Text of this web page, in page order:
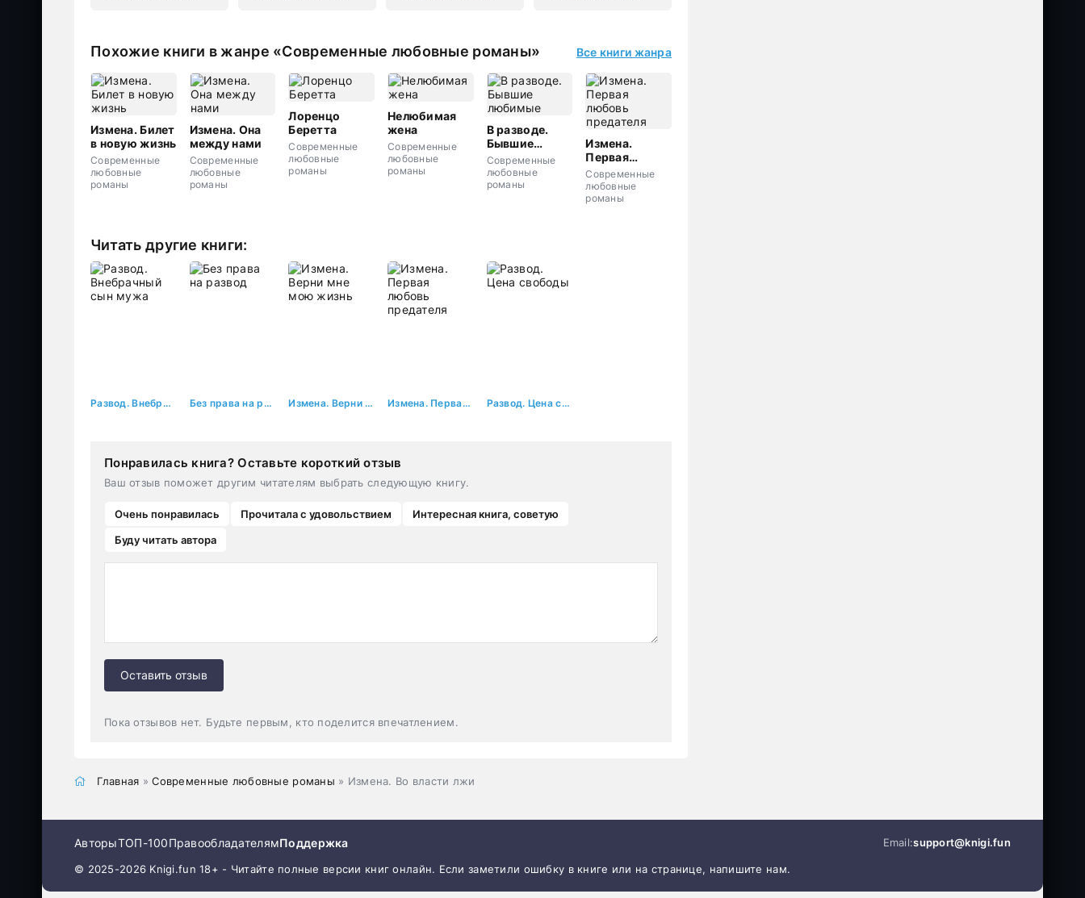
Похожие книги в жанре «Современные любовные романы» Все книги жанра
Измена. Билет
в новую жизнь
Современные
любовные
романы
Измена. Она
между нами
Современные
любовные
романы
Лоренцо
Беретта
Современные
любовные
романы
Нелюбимая
жена
Современные
любовные
романы
В разводе.
Бывшие
любимые
Современные
любовные
романы
Измена.
Первая
любовь
предателя
Современные
любовные
романы
Читать другие книги:
Развод. Внебрачный сын мужа Без права на развод Измена. Верни мне мою жизнь Измена. Первая любовь предателя Развод. Цена свободы
Понравилась книга? Оставьте короткий отзыв
Ваш отзыв поможет другим читателям выбрать следующую книгу.
Очень понравилась Прочитала с удовольствием
Интересная книга, советую
Буду читать автора
Оставить отзыв
Пока отзывов нет. Будьте первым, кто поделится впечатлением.
Главная »Современные любовные романы » Измена. Во власти лжи
АвторыТОП-100ПравообладателямПоддержка Email:support@knigi.fun
© 2025-2026 Knigi.fun 18+ - Читайте полные версии книг онлайн. Если заметили ошибку в книге или на странице, напишите нам.